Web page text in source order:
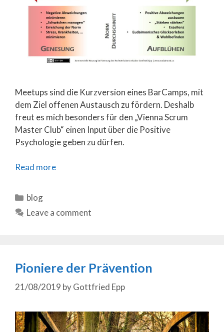
Meetups sind die Kurzversion eines BarCamps, mit
dem Ziel offenen Austausch zu fördern. Deshalb
freut es mich besonders für den „Vienna Scrum
Master Club“ einen Input über die Positive
Psychologie geben zu dürfen.
Read more
Categories
blog
Leave a comment
Pioniere der Prävention
21/08/2019 byGottfried Epp